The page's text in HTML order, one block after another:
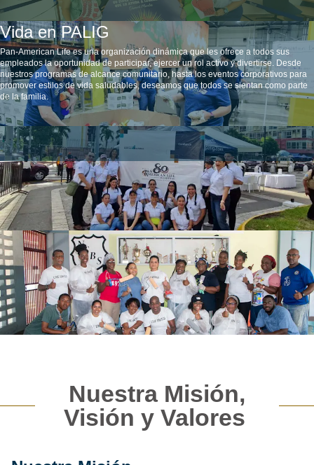
Vida en PALIG
Pan‑American Life es una organización dinámica que les ofrece a todos sus
empleados la oportunidad de participar, ejercer un rol activo y divertirse. Desde
nuestros programas de alcance comunitario, hasta los eventos corporativos para
promover estilos de vida saludables, deseamos que todos se sientan como parte
de la familia.
Nuestra Misión,
Visión y Valores